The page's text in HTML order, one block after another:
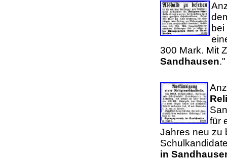
300 Mark. Mit
Sandhausen
für
Jahres neu
in